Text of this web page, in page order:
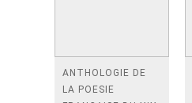
ANTHOLOGIE DE
LA POESIE